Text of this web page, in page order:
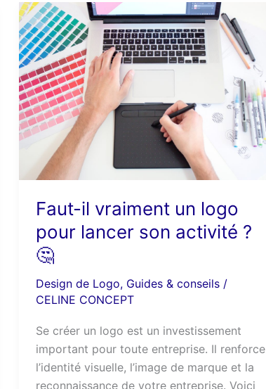
Faut-il vraiment un logo
pour lancer son activité ?
🤔
Design de Logo, Guides & conseils/
CELINE CONCEPT
Se créer un logo est un investissement
important pour toute entreprise. Il renforce
l’identité visuelle, l’image de marque et la
reconnaissance de votre entreprise. Voici
Faut-
il
vraiment
un
logo
pour
lancer
son
activité
?